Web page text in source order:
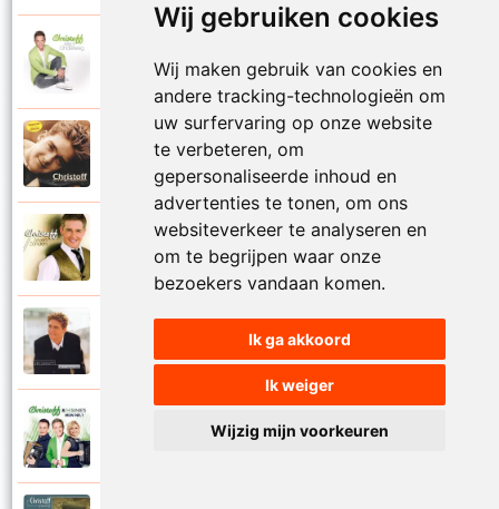
Wij gebruiken cookies
Wij maken gebruik van cookies en
andere tracking-technologieën om
uw surfervaring op onze website
te verbeteren, om
gepersonaliseerde inhoud en
advertenties te tonen, om ons
websiteverkeer te analyseren en
om te begrijpen waar onze
bezoekers vandaan komen.
Ik ga akkoord
Ik weiger
Wijzig mijn voorkeuren
Mijn engel hou me vast
Christoff
Mijn engelbewaarder
Christoff
Mijn grootste liefde
Mijn lot uit de loterij
Christoff en The Sunsets